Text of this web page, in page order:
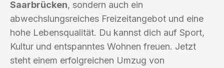
Saarbrücken, sondern auch ein
abwechslungsreiches Freizeitangebot und eine
hohe Lebensqualität. Du kannst dich auf Sport,
Kultur und entspanntes Wohnen freuen. Jetzt
steht einem erfolgreichen Umzug von